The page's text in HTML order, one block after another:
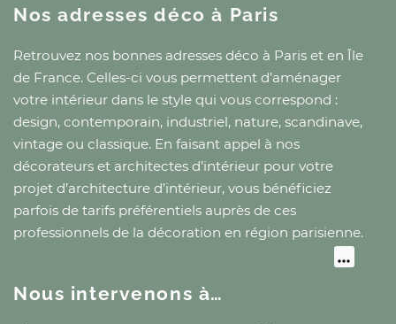
Nos adresses décoà Paris
Retrouvez nos bonnes adresses déco à Paris et en Île
de France. Celles-ci vous permettent d’aménager
votre intérieur dans le style qui vous correspond :
design, contemporain, industriel, nature, scandinave,
vintage ou classique. En faisant appel à nos
décorateurs et architectes d’intérieur pour votre
projet d’architecture d’intérieur, vous bénéficiez
parfois de tarifs préférentiels auprès de ces
professionnels de la décoration en région parisienne.
Nous intervenons à…